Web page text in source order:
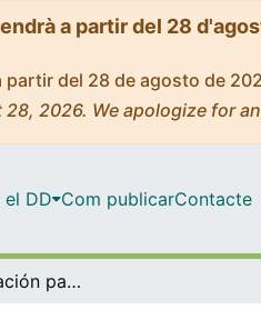
a partir del 28
del 28 de agosto de
2026. We apologize for
DD Com publicarContacte
Anásisis y simulación para el año 2030 de los bosques húmedos amazónicos de Perú para el cambio climático